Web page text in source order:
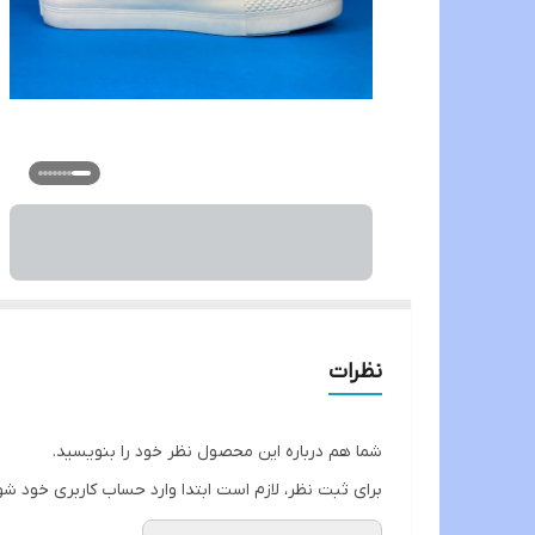
نظرات
شما هم درباره این محصول نظر خود را بنویسید.
برای ثبت نظر، لازم است ابتدا وارد حساب کاربری خود